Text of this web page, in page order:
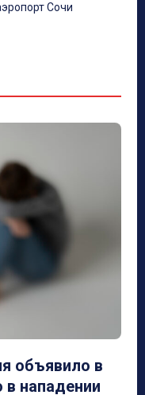
Сочи
объявило в
нападении